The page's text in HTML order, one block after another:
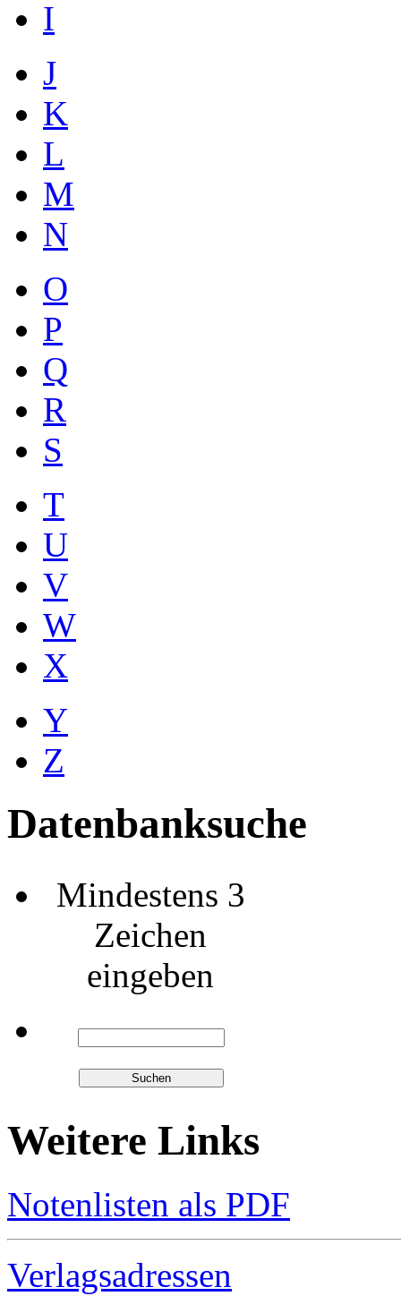
I
J
K
L
M
N
O
P
Q
R
S
T
U
V
W
X
Y
Z
Datenbanksuche
Mindestens 3
Zeichen
eingeben
Weitere Links
Notenlisten als PDF
Verlagsadressen